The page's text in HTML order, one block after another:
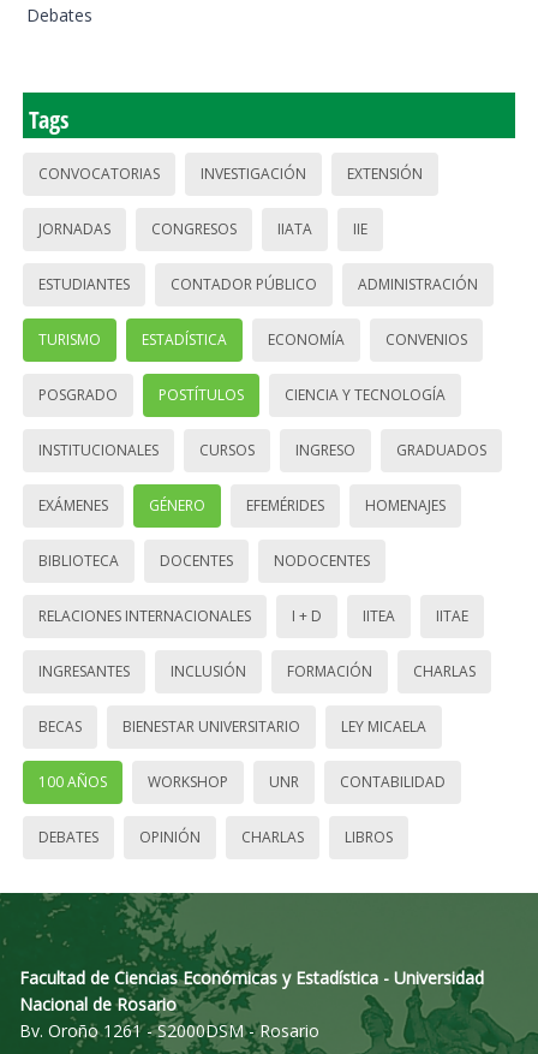
Debates
Tags
CONVOCATORIAS INVESTIGACIÓN EXTENSIÓN
JORNADAS CONGRESOS IIATA IIE
ESTUDIANTES CONTADOR PÚBLICO ADMINISTRACIÓN
TURISMO ESTADÍSTICA ECONOMÍA CONVENIOS
POSGRADO POSTÍTULOS CIENCIA Y TECNOLOGÍA
INSTITUCIONALES CURSOS INGRESO GRADUADOS
EXÁMENES GÉNERO EFEMÉRIDES HOMENAJES
BIBLIOTECA DOCENTES NODOCENTES
RELACIONES INTERNACIONALES I + D IITEA IITAE
INGRESANTES INCLUSIÓN FORMACIÓN CHARLAS
BECAS BIENESTAR UNIVERSITARIO LEY MICAELA
100 AÑOS WORKSHOP UNR CONTABILIDAD
DEBATES OPINIÓN CHARLAS LIBROS
Facultad de Ciencias Económicas y Estadística - Universidad
Nacional de Rosario
Bv. Oroño 1261 - S2000DSM - Rosario